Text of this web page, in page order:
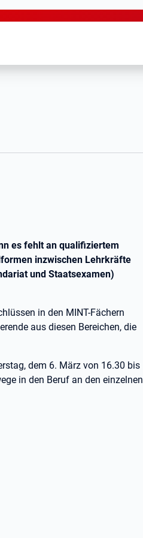
es fehlt an qualifiziertem
inzwischen Lehrkräfte
und Staatsexamen)
in den MINT-Fächern
aus diesen Bereichen, die
dem 6. März von 16.30 bis
in den Beruf an den einzelnen